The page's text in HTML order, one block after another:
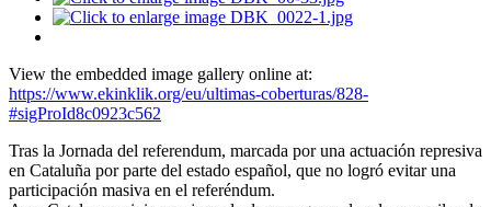
View the embedded image gallery online at:
https://www.ekinklik.org/eu/ultimas-coberturas/828-
#sigProId8c0923c562
Tras la Jornada del referendum, marcada por una actuación represiva
en Cataluña por parte del estado español, que no logró evitar una
participación masiva en el referéndum.